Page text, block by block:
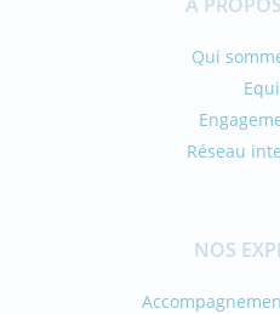
Qui
Réseau
NOS